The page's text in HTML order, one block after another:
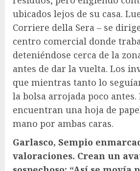
ubicados lejos de su casa.
Corriere della Sera – se
centro comercial donde
deteniéndose cerca de la
antes de dar la vuelta. Los
que mientras tanto lo
la bolsa arrojada poco
encuentran una hoja de
mano por ambas caras.
Garlasco, Sempio
valoraciones. Crean un